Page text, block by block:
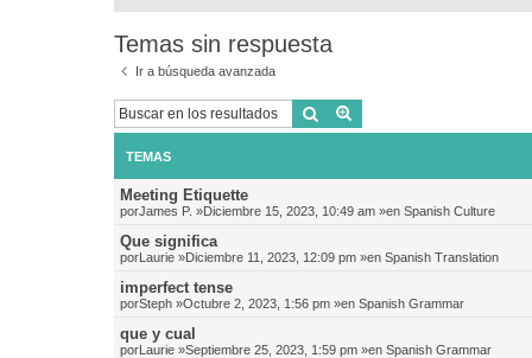
Temas sin respuesta
Ir a búsqueda avanzada
Buscar
TEMAS
Meeting Etiquette
porJames P. »Diciembre 15, 2023, 10:49 am »en Spanish Culture
Que significa
porLaurie »Diciembre 11, 2023, 12:09 pm »en Spanish Translation
imperfect tense
porSteph »Octubre 2, 2023, 1:56 pm »en Spanish Grammar
que y cual
porLaurie »Septiembre 25, 2023, 1:59 pm »en Spanish Grammar